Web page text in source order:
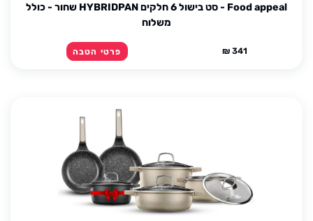
Food appeal - סט בישול 6 חלקים HYBRIDPAN שחור - כולל
משלוח
341 ₪ פרטי הטבה